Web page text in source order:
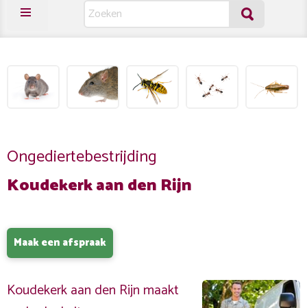
Ongediertebestrijding
Koudekerk aan den Rijn
Maak een afspraak
Koudekerk aan den Rijn maakt